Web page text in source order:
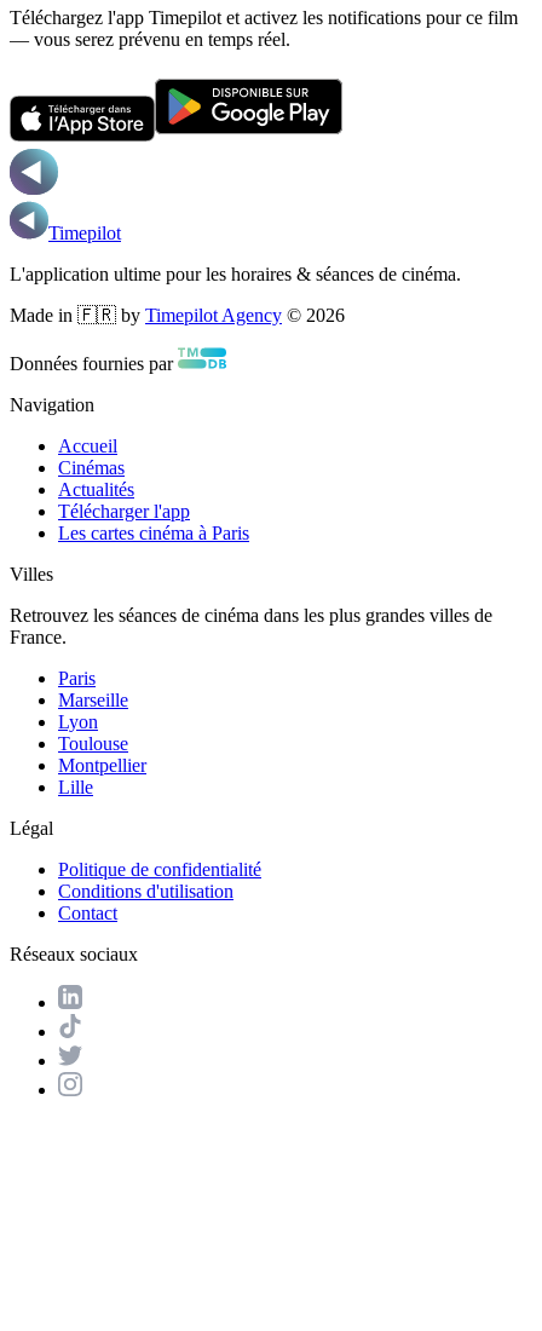
Téléchargez l'app Timepilot et activez les notifications pour ce film
— vous serez prévenu en temps réel.
Timepilot
L'application ultime pour les horaires & séances de cinéma.
Made in 🇫🇷 by Timepilot Agency © 2026
Données fournies par
Navigation
Accueil
Cinémas
Actualités
Télécharger l'app
Les cartes cinéma à Paris
Villes
Retrouvez les séances de cinéma dans les plus grandes villes de
France.
Paris
Marseille
Lyon
Toulouse
Montpellier
Lille
Légal
Politique de confidentialité
Conditions d'utilisation
Contact
Réseaux sociaux